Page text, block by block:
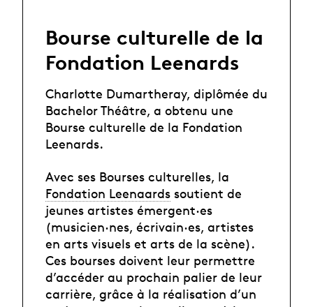
Bourse culturelle de la
Fondation Leenards
Charlotte Dumartheray, diplômée du
Bachelor Théâtre, a obtenu une
Bourse culturelle de la Fondation
Leenards.
Avec ses Bourses culturelles, la
Fondation Leenaards soutient de
jeunes artistes émergent·es
(musicien·nes, écrivain·es, artistes
en arts visuels et arts de la scène).
Ces bourses doivent leur permettre
d’accéder au prochain palier de leur
carrière, grâce à la réalisation d’un